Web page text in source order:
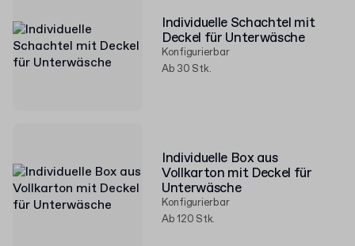
Individuelle Schachtel mit
Deckel für Unterwäsche
Konfigurierbar
Ab 30 Stk.
Individuelle Box aus
Vollkarton mit Deckel für
Unterwäsche
Konfigurierbar
Ab 120 Stk.